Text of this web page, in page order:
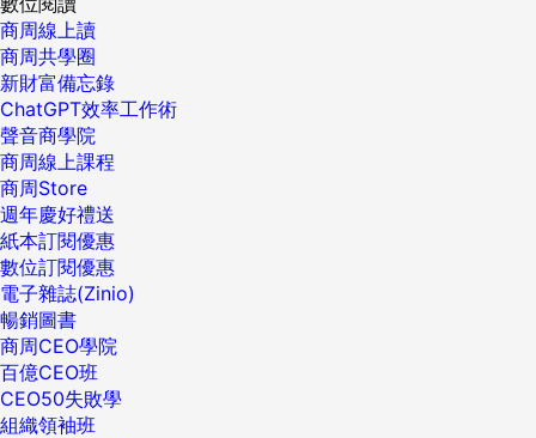
商周線上讀
商周共學圈
新財富備忘錄
ChatGPT效率工作術
聲音商學院
商周線上課程
商周Store
週年慶好禮送
紙本訂閱優惠
數位訂閱優惠
電子雜誌(Zinio)
暢銷圖書
商周CEO學院
百億CEO班
CEO50失敗學
組織領袖班